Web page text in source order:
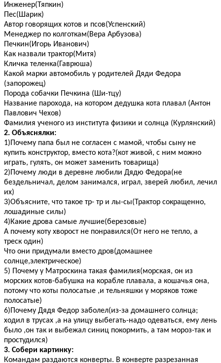
Инженер(Тяпкин)
Пес(Шарик)
Автор говорящих котов и псов(Успенский)
Менеджер по колготкам(Вера Арбузова)
Печкин(Игорь Иванович)
Как назвали трактор(Митя)
Кличка теленка(Гаврюша)
Какой марки автомобиль у родителей Дяди Федора
(запорожец)
Порода собачки Печкина (Ши-тцу)
Название парохода, на котором дедушка кота плавал (Антон
Павлович Чехов)
Фамилия ученого из института физики и солнца (Курлянский)
2. Объяснялки:
1)Почему папа был не согласен с мамой, чтобы сыну не
купить конструктор, вместо кота?(кот живой, с ним можно
играть, гулять, он может заменить товарища)
2)Почему люди в деревне любили Дядю Федора(не
бездельничал, делом занимался, играл, зверей любил, лечил
их)
3)Объясните, что такое тр- тр и лы-сы(Трактор сокращенно,
лошадиные силы)
4)Какие дрова самые лучшие(березовые)
А почему коту хворост не понравился(От него не тепло, а
треск один)
Что они придумали вместо дров(домашнее
солнце,электрическое)
5) Почему у Матроскина такая фамилия(морская, он из
морских котов-бабушка на корабле плавала, а кошачья она,
потому что коты полосатые ,и тельняшки у моряков тоже
полосатые)
6)Почему Дядя Федор заболел(из-за домашнего солнца;
ходил в трусах ,а на улицу выбегать-надо одеваться, ему лень
было ,он так и выбежал синиц покормить, а там мороз-так и
простудился)
3. Собери картинку:
Командам раздаются конверты. В конверте разрезанная